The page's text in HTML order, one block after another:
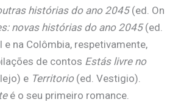
histórias do ano 2045(ed. On
novas histórias do ano 2045(ed.
e na Colômbia, respetivamente,
de contos Estás livre no
e Territorio (ed. Vestigio).
é o seu primeiro romance.